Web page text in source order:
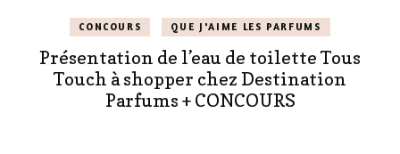
CONCOURS QUE J'AIME LES PARFUMS
Présentation de l’eau de toilette Tous
Touch à shopper chez Destination
Parfums + CONCOURS